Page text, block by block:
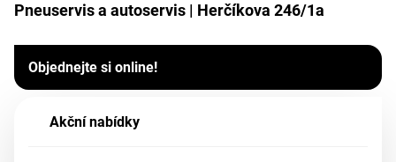
Pneuservis a autoservis | Herčíkova 246/1a
Objednejte si online!
Akční nabídky